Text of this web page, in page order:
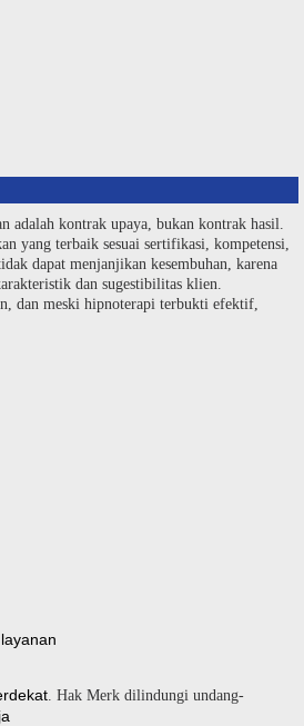
adalah kontrak upaya, bukan kontrak hasil.
yang terbaik sesuai sertifikasi, kompetensi,
dapat menjanjikan kesembuhan, karena
dan sugestibilitas klien.
dan meski hipnoterapi terbukti efektif,
. Hak Merk dilindungi undang-